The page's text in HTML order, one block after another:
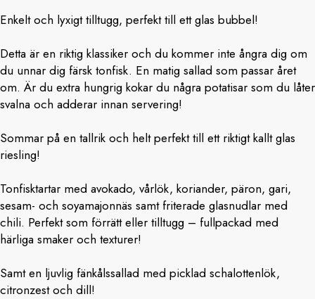
Enkelt och lyxigt tilltugg, perfekt till ett glas bubbel!
Detta är en riktig klassiker och du kommer inte ångra dig om
du unnar dig färsk tonfisk. En matig sallad som passar året
om. Är du extra hungrig kokar du några potatisar som du låter
svalna och adderar innan servering!
Sommar på en tallrik och helt perfekt till ett riktigt kallt glas
riesling!
Tonfisktartar med avokado, vårlök, koriander, päron, gari,
sesam- och soyamajonnäs samt friterade glasnudlar med
chili. Perfekt som förrätt eller tilltugg – fullpackad med
härliga smaker och texturer!
Samt en ljuvlig fänkålssallad med picklad schalottenlök,
citronzest och dill!